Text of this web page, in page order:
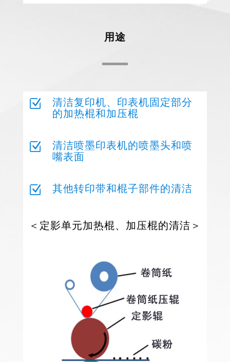
用途
Z
清洁复印机、印表机固定部分
的加热棍和加压棍
Z
清洁喷墨印表机的喷墨头和喷
嘴表面
Z 其他转印带和棍子部件的清洁
＜定影单元加热棍、加压棍的清洁＞